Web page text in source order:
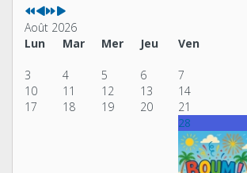
Août 2026
Lun
Mar Mer Jeu Ven
3
4 5 6 7
10
11 12 13 14
17
18 19 20 21
28